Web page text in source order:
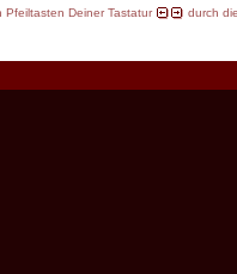
Deiner Tastatur durch